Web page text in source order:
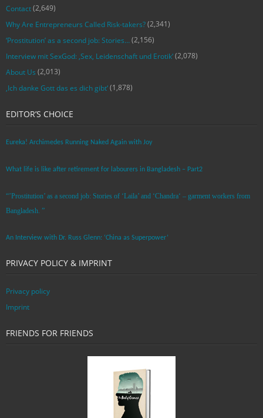
Contact(2,649)
Why Are Entrepreneurs Called Risk-takers?(2,341)
‘Prostitution’ as a second job: Stories…(2,156)
Interview mit SexGod: ‚Sex, Leidenschaft und Erotik‘(2,078)
About Us (2,013)
‚Ich danke Gott das es dich gibt‘(1,878)
EDITOR’S CHOICE
Eureka! Archimedes Running Naked Again with Joy
What life is like after retirement for labourers in Bangladesh – Part2
“’Prostitution’ as a second job: Stories of ‘Laila’ and ‘Chandra‘ – garment workers from
Bangladesh. ”
An Interview with Dr. Russ Glenn: ‘China as Superpower’
PRIVACY POLICY & IMPRINT
Privacy policy
Imprint
FRIENDS FOR FRIENDS